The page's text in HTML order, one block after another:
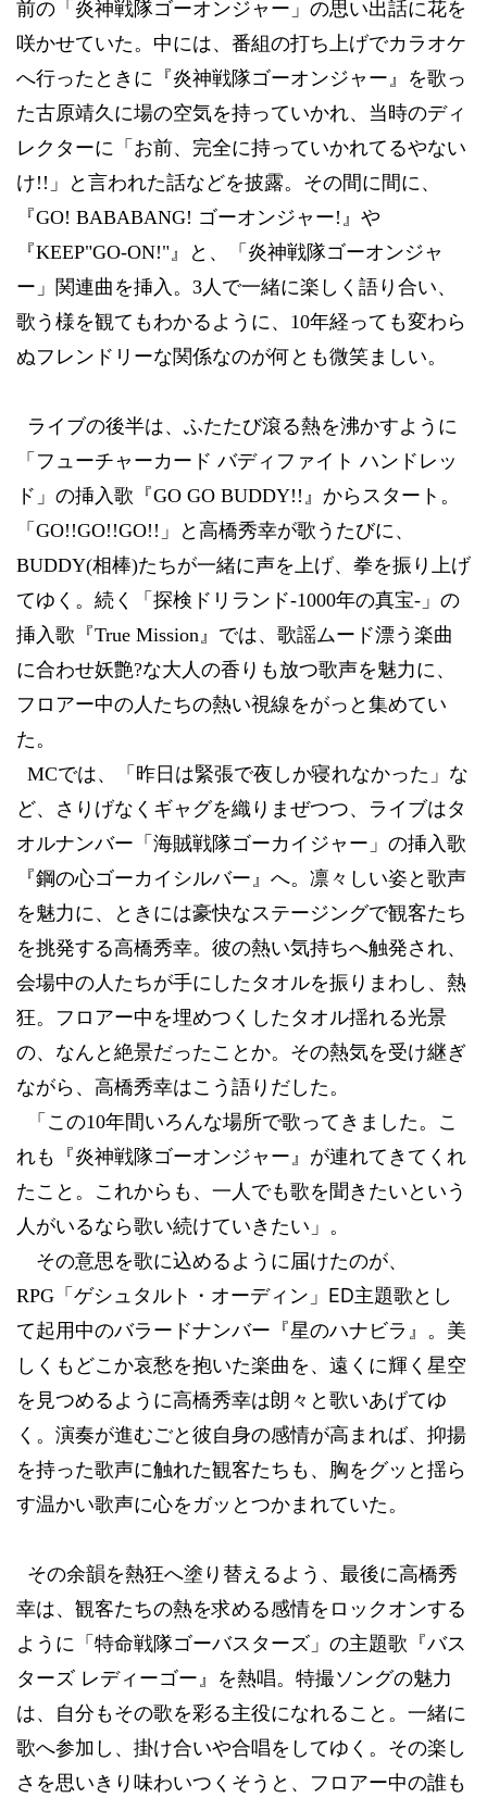
前の「炎神戦隊ゴーオンジャー」の思い出話に花を
咲かせていた。中には、番組の打ち上げでカラオケ
へ行ったときに『炎神戦隊ゴーオンジャー』を歌っ
た古原靖久に場の空気を持っていかれ、当時のディ
レクターに「お前、完全に持っていかれてるやない
け!! 」と言われた話などを披露。その間に間に、
『GO! BABABANG! ゴーオンジャー! 』や
『KEEP"GO-ON!"』と、「炎神戦隊ゴーオンジャ
ー」関連曲を挿入。 3人で一緒に楽しく語り合い、
歌う様を観てもわかるように、 10年経っても変わら
ぬフレンドリーな関係なのが何とも微笑ましい。
ライブの後半は、ふたたび滾る熱を沸かすように
「フューチャーカード バディファイト ハンドレッ
ド」の挿入歌『GO GO BUDDY!! 』からスタート。
「 GO!!GO!!GO!! 」と高橋秀幸が歌うたびに、
BUDDY(相棒)たちが一緒に声を上げ、拳を振り上げ
てゆく。続く「探検ドリランド-1000年の真宝- 」の
挿入歌『True Mission』では、歌謡ムード漂う楽曲
に合わせ妖艶?な大人の香りも放つ歌声を魅力に、
フロアー中の人たちの熱い視線をがっと集めてい
た。
MCでは、「昨日は緊張で夜しか寝れなかった」な
ど、さりげなくギャグを織りまぜつつ、ライブはタ
オルナンバー「海賊戦隊ゴーカイジャー」の挿入歌
『鋼の心ゴーカイシルバー』へ。凛々しい姿と歌声
を魅力に、ときには豪快なステージングで観客たち
を挑発する高橋秀幸。彼の熱い気持ちへ触発され、
会場中の人たちが手にしたタオルを振りまわし、熱
狂。フロアー中を埋めつくしたタオル揺れる光景
の、なんと絶景だったことか。その熱気を受け継ぎ
ながら、高橋秀幸はこう語りだした。
「この10年間いろんな場所で歌ってきました。こ
れも『炎神戦隊ゴーオンジャー』が連れてきてくれ
たこと。これからも、一人でも歌を聞きたいという
人がいるなら歌い続けていきたい」。
その意思を歌に込めるように届けたのが、
RPG 「ゲシュタルト・オーディン 」 ED主題歌とし
て起用中のバラードナンバー『星のハナビラ』。美
しくもどこか哀愁を抱いた楽曲を、遠くに輝く星空
を見つめるように高橋秀幸は朗々と歌いあげてゆ
く。演奏が進むごと彼自身の感情が高まれば、抑揚
を持った歌声に触れた観客たち も、胸をグッと揺ら
す温かい歌声に心をガッとつかまれていた。
その余韻を熱狂へ塗り替えるよう、最後に高橋秀
幸は、観客たちの熱を求める感情をロックオンする
ように「特命戦隊ゴーバスターズ」の主題歌『バス
ターズ レディーゴー』を熱唱。特撮ソングの魅力
は、自分もその歌を彩る主役になれること。一緒に
歌へ参加し、掛け合いや合唱をしてゆく。その楽し
さを思いきり味わいつくそうと、フロアー中の誰も